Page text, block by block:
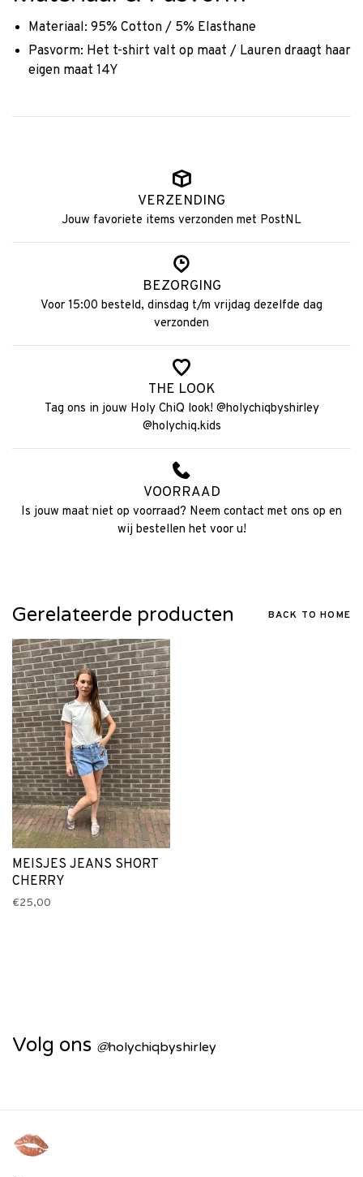
Materiaal: 95% Cotton / 5% Elasthane
Pasvorm: Het t-shirt valt op maat / Lauren draagt haar
eigen maat 14Y
VERZENDING
Jouw favoriete items verzonden met PostNL
BEZORGING
Voor 15:00 besteld, dinsdag t/m vrijdag dezelfde dag
verzonden
THE LOOK
Tag ons in jouw Holy ChiQ look! @holychiqbyshirley
@holychiq.kids
VOORRAAD
Is jouw maat niet op voorraad? Neem contact met ons op en
wij bestellen het voor u!
Gerelateerde producten BACK TO HOME
MEISJES JEANS SHORT
CHERRY
€25,00
Volg ons @holychiqbyshirley